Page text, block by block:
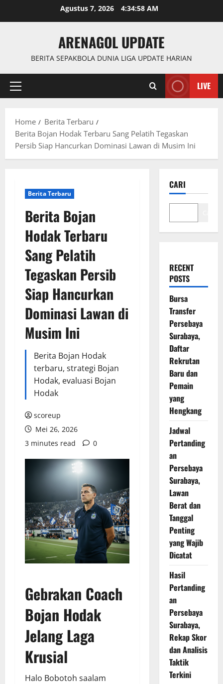
Agustus 7, 2026 4:34:59 AM
ARENAGOL UPDATE
BERITA SEPAKBOLA DUNIA LIGA UPDATE HARIAN
Primary
LIVE
Home
Berita Terbaru
Berita Bojan Hodak Terbaru Sang Pelatih Tegaskan
Persib Siap Hancurkan Dominasi Lawan di Musim Ini
Berita Terbaru
Berita Bojan
Hodak Terbaru
Sang Pelatih
Tegaskan Persib
Siap Hancurkan
Dominasi Lawan di
Musim Ini
Berita Bojan Hodak
terbaru, strategi Bojan
Hodak, evaluasi Bojan
Hodak
scoreup
Mei 26, 2026
3 minutes read
0
Gebrakan Coach
Bojan Hodak
Jelang Laga
Krusial
Halo Bobotoh saalam
CARI
RECENT
POSTS
Bursa
Transfer
Persebaya
Surabaya,
Daftar
Rekrutan
Baru dan
Pemain
yang
Hengkang
Jadwal
Pertanding
an
Persebaya
Surabaya,
Lawan
Berat dan
Tanggal
Penting
yang Wajib
Dicatat
Hasil
Pertanding
an
Persebaya
Surabaya,
Rekap Skor
dan Analisis
Taktik
Terkini